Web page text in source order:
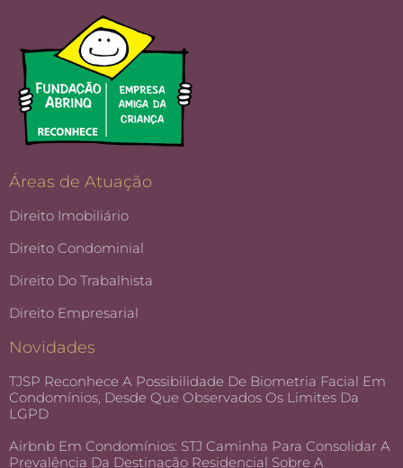
Áreas de Atuação
Direito Imobiliário
Direito Condominial
Direito Do Trabalhista
Direito Empresarial
Novidades
TJSP Reconhece A Possibilidade De Biometria Facial Em
Condomínios, Desde Que Observados Os Limites Da
LGPD
Airbnb Em Condomínios: STJ Caminha Para Consolidar A
Prevalência Da Destinação Residencial Sobre A